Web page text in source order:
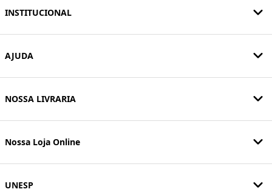
INSTITUCIONAL
AJUDA
NOSSA LIVRARIA
Nossa Loja Online
UNESP